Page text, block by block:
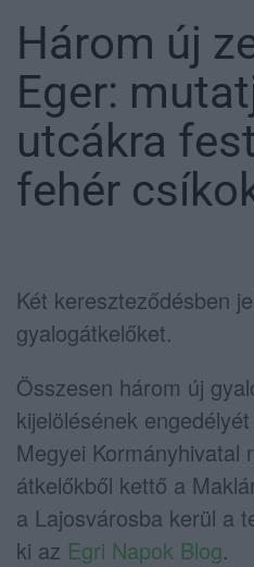
Három új
Eger:
utcákra
fehér
Két kereszteződésben
gyalogátkelőket.
Összesen három új
kijelölésének
Megyei Kormányhivatal
átkelőkből kettő a
a Lajosvárosba kerül a
ki az Egri Napok Blog.